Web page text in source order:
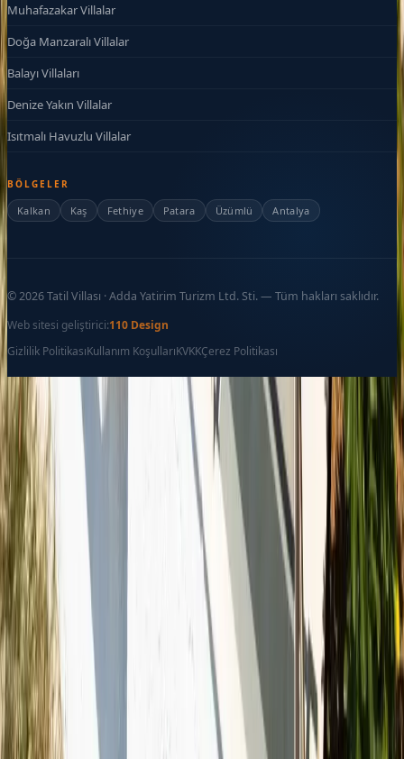
Muhafazakar Villalar
Doğa Manzaralı Villalar
Balayı Villaları
Denize Yakın Villalar
Isıtmalı Havuzlu Villalar
BÖLGELER
Kalkan Kaş Fethiye Patara Üzümlü Antalya
©2026Tatil Villası · Adda Yatirim Turizm Ltd. Sti. — Tüm hakları saklıdır.
Web sitesi geliştirici:110 Design
Gizlilik PolitikasıKullanım KoşullarıKVKKÇerez Politikası
Ara İletişim